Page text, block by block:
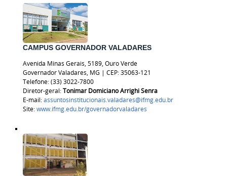
CAMPUS GOVERNADOR VALADARES
Avenida Minas Gerais, 5189, Ouro Verde
Governador Valadares, MG | CEP: 35063-121
Telefone: (33) 3022-7800
Diretor-geral:Tonimar Domiciano Arrighi Senra
E-mail:assuntosinstitucionais.valadares@ifmg.edu.br
Site:www.ifmg.edu.br/governadorvaladares